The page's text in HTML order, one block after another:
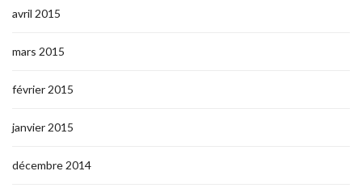
avril 2015
mars 2015
février 2015
janvier 2015
décembre 2014